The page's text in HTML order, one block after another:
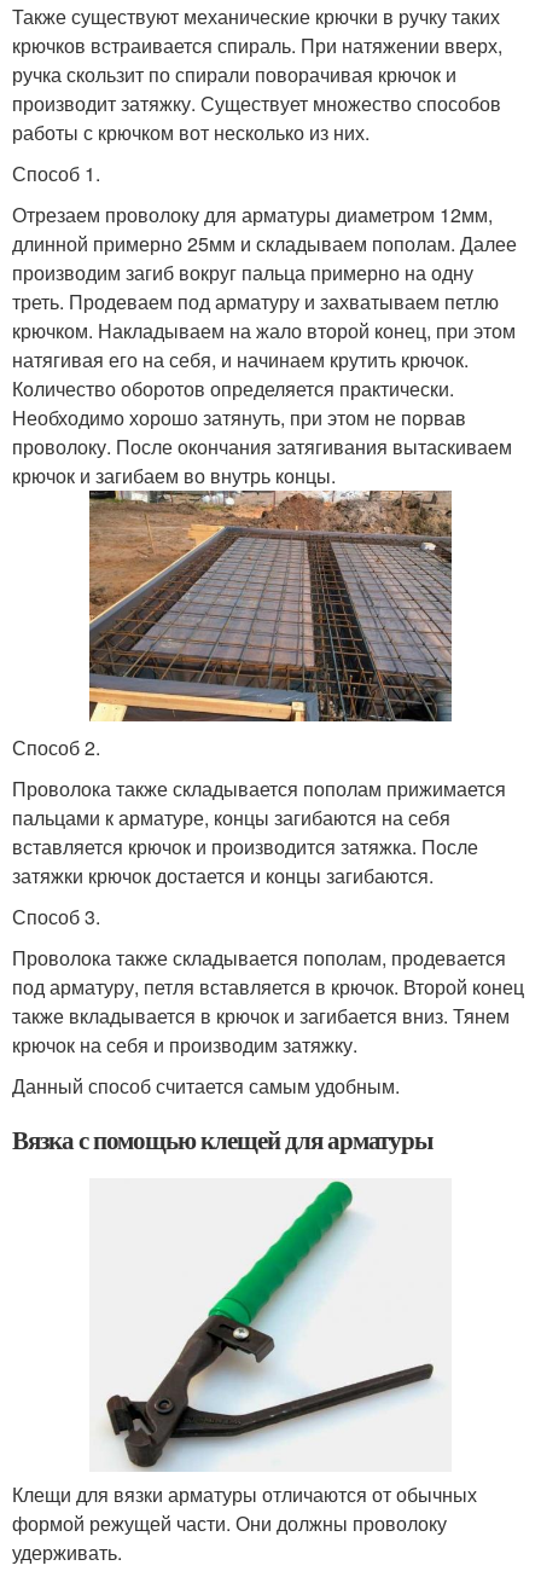
Также существуют механические крючки в ручку таких
крючков встраивается спираль. При натяжении вверх,
ручка скользит по спирали поворачивая крючок и
производит затяжку. Существует множество способов
работы с крючком вот несколько из них.
Способ 1.
Отрезаем проволоку для арматуры диаметром 12мм,
длинной примерно 25мм и складываем пополам. Далее
производим загиб вокруг пальца примерно на одну
треть. Продеваем под арматуру и захватываем петлю
крючком. Накладываем на жало второй конец, при этом
натягивая его на себя, и начинаем крутить крючок.
Количество оборотов определяется практически.
Необходимо хорошо затянуть, при этом не порвав
проволоку. После окончания затягивания вытаскиваем
крючок и загибаем во внутрь концы.
Способ 2.
Проволока также складывается пополам прижимается
пальцами к арматуре, концы загибаются на себя
вставляется крючок и производится затяжка. После
затяжки крючок достается и концы загибаются.
Способ 3.
Проволока также складывается пополам, продевается
под арматуру, петля вставляется в крючок. Второй конец
также вкладывается в крючок и загибается вниз. Тянем
крючок на себя и производим затяжку.
Данный способ считается самым удобным.
Вязка с помощью клещей для арматуры
Клещи для вязки арматуры отличаются от обычных
формой режущей части. Они должны проволоку
удерживать.